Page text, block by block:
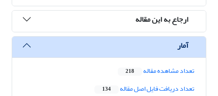
ارجاع به این مقاله
آمار
تعداد مشاهده مقاله 218
تعداد دریافت فایل اصل مقاله 134